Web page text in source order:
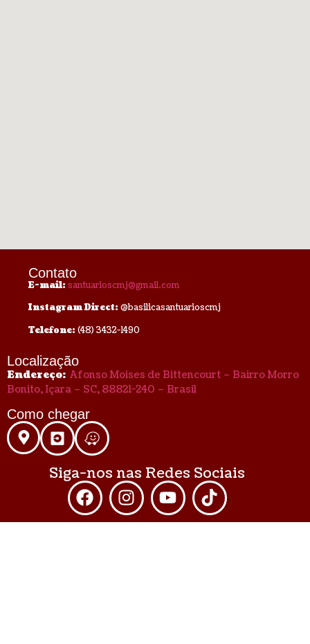
Contato
E-mail: santuarioscmj@gmail.com
Instagram Direct: @basilicasantuarioscmj
Telefone: (48) 3432-1490
Localização
Endereço: Afonso Moises de Bittencourt – Bairro Morro
Bonito, Içara – SC, 88821-240 – Brasil
Como chegar
Siga-nos nas Redes Sociais